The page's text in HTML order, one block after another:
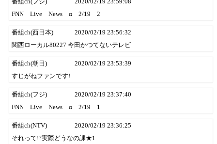
FNN Live News α 2/19 2
番組ch(西日本)
2020/02/19 23:56:32
関西ローカル80227 今田かつてないテレビ
番組ch(朝日)
2020/02/19 23:53:39
すじがねファンです!
番組ch(フジ)
2020/02/19 23:37:40
FNN Live News α 2/19 1
番組ch(NTV)
2020/02/19 23:36:25
それって!?実際どうなの課★1